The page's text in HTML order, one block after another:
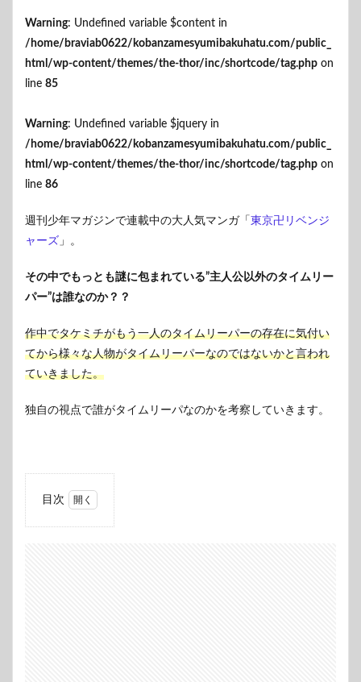
Warning: Undefined variable $content in
/home/braviab0622/kobanzamesyumibakuhatu.com/public_
html/wp-content/themes/the-thor/inc/shortcode/tag.php on
line 85
Warning: Undefined variable $jquery in
/home/braviab0622/kobanzamesyumibakuhatu.com/public_
html/wp-content/themes/the-thor/inc/shortcode/tag.php on
line 86
週刊少年マガジンで連載中の大人気マンガ「 東京卍リベンジ
ャーズ 」。
その中でもっとも謎に包まれている”主人公以外のタイムリー
パー”は誰なのか？？
作中でタケミチがもう一人のタイムリーパーの存在に気付い
てから様々な人物がタイムリーパーなのではないかと言われ
ていきました。
独自の視点で誰がタイムリーパなのかを考察していきます。
目次